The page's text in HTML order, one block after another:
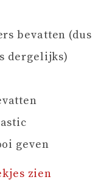
bevatten (dus
dergelijks)
geven
zien